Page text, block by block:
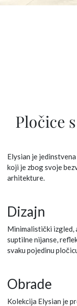
Pločice
Elysian je
koji je zbog svoje
arhitekture.
Dizajn
Minimalistički izgled,
suptilne nijanse,
svaku pojedinu
Obrade
Kolekcija Elysian je